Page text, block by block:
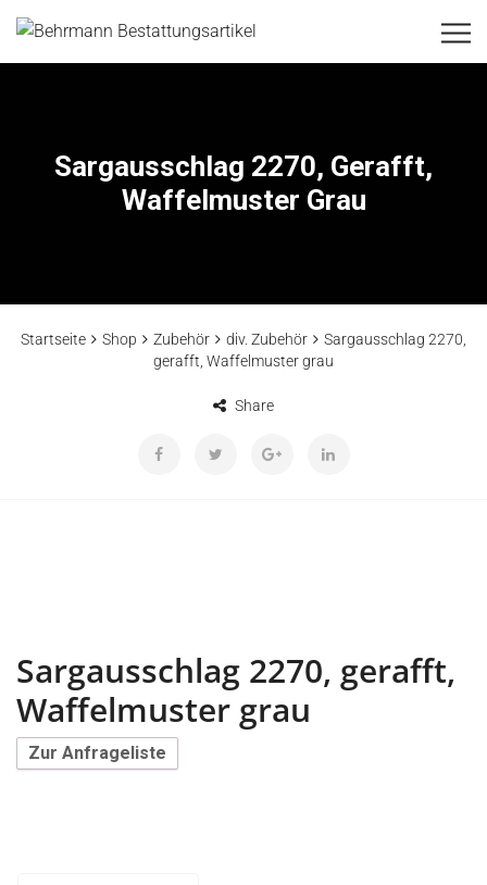
Sargausschlag 2270, Gerafft,
Waffelmuster Grau
Startseite Shop Zubehör div. Zubehör
Sargausschlag 2270,
gerafft, Waffelmuster grau
Share
Sargausschlag 2270, gerafft,
Waffelmuster grau
Zur Anfrageliste